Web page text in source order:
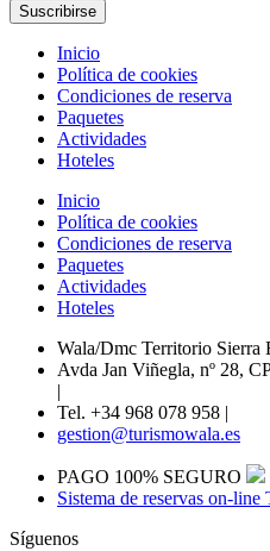
Inicio
Política de cookies
Condiciones de reserva
Paquetes
Actividades
Hoteles
Inicio
Política de cookies
Condiciones de reserva
Paquetes
Actividades
Hoteles
Wala/Dmc Territorio Sierra
Avda Jan Viñegla, nº 28,
|
Tel. +34 968 078 958 |
gestion@turismowala.es
PAGO 100% SEGURO
Sistema de reservas on-
Síguenos